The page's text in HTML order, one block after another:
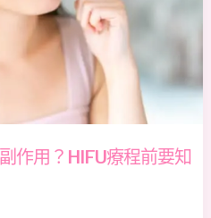
作用？HIFU療程前要知